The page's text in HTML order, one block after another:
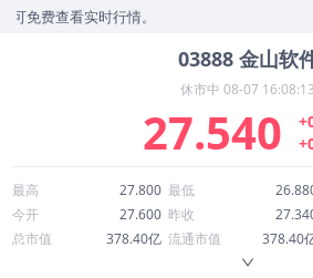
费查看实时行情。
03888 金山软
休市中 08-07 16:08:13
27.540
最高 27.800 最低
今开
27.600 昨收
总市值
378.40亿 流通市值 378.40